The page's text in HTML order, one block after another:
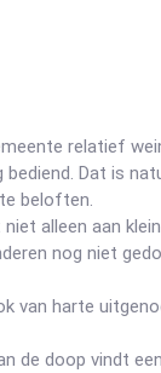
relatief
bediend. Dat is
beloften.
alleen aan
nog niet
van harte
de doop vindt